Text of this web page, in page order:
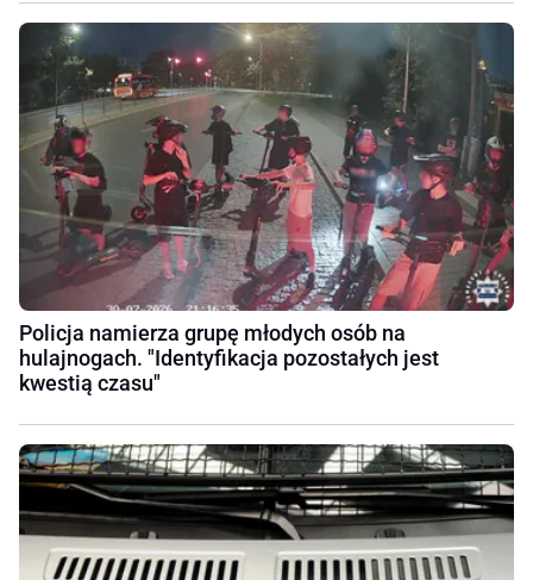
Policja namierza grupę młodych osób na
hulajnogach. "Identyfikacja pozostałych jest
kwestią czasu"